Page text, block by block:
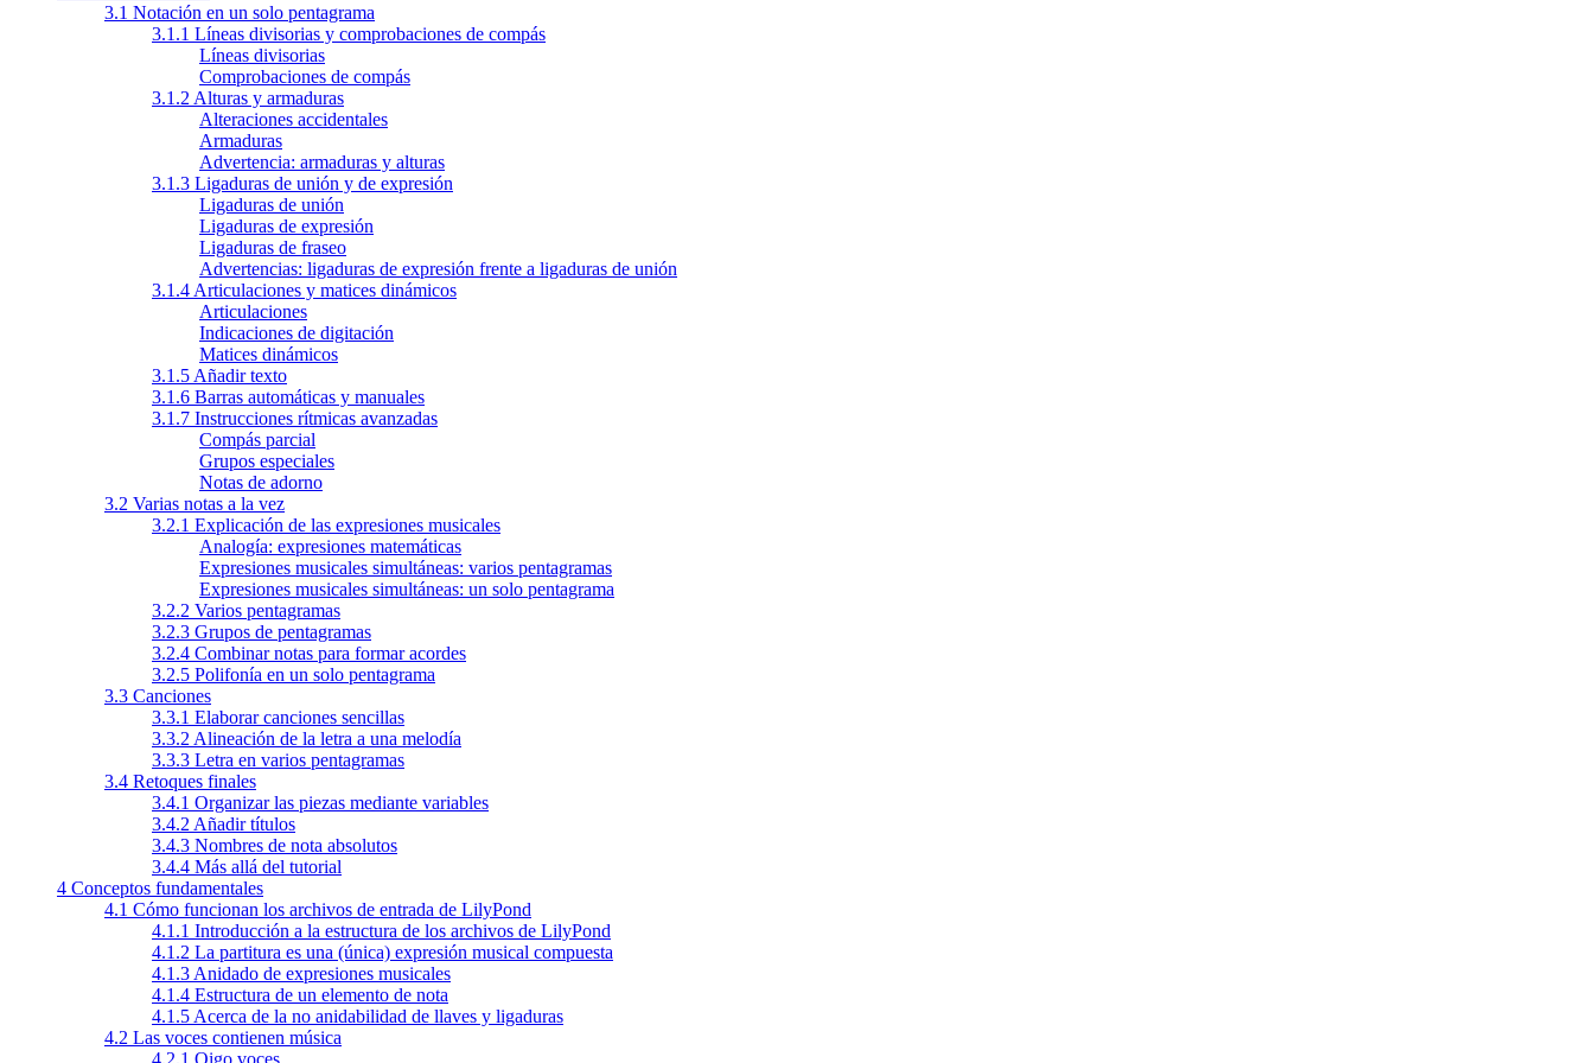
3.1 Notación en un solo pentagrama
3.1.1 Líneas divisorias y comprobaciones de compás
Líneas divisorias
Comprobaciones de compás
3.1.2 Alturas y armaduras
Alteraciones accidentales
Armaduras
Advertencia: armaduras y alturas
3.1.3 Ligaduras de unión y de expresión
Ligaduras de unión
Ligaduras de expresión
Ligaduras de fraseo
Advertencias: ligaduras de expresión frente a ligaduras de unión
3.1.4 Articulaciones y matices dinámicos
Articulaciones
Indicaciones de digitación
Matices dinámicos
3.1.5 Añadir texto
3.1.6 Barras automáticas y manuales
3.1.7 Instrucciones rítmicas avanzadas
Compás parcial
Grupos especiales
Notas de adorno
3.2 Varias notas a la vez
3.2.1 Explicación de las expresiones musicales
Analogía: expresiones matemáticas
Expresiones musicales simultáneas: varios pentagramas
Expresiones musicales simultáneas: un solo pentagrama
3.2.2 Varios pentagramas
3.2.3 Grupos de pentagramas
3.2.4 Combinar notas para formar acordes
3.2.5 Polifonía en un solo pentagrama
3.3 Canciones
3.3.1 Elaborar canciones sencillas
3.3.2 Alineación de la letra a una melodía
3.3.3 Letra en varios pentagramas
3.4 Retoques finales
3.4.1 Organizar las piezas mediante variables
3.4.2 Añadir títulos
3.4.3 Nombres de nota absolutos
3.4.4 Más allá del tutorial
4 Conceptos fundamentales
4.1 Cómo funcionan los archivos de entrada de LilyPond
4.1.1 Introducción a la estructura de los archivos de LilyPond
4.1.2 La partitura es una (única) expresión musical compuesta
4.1.3 Anidado de expresiones musicales
4.1.4 Estructura de un elemento de nota
4.1.5 Acerca de la no anidabilidad de llaves y ligaduras
4.2 Las voces contienen música
4.2.1 Oigo voces